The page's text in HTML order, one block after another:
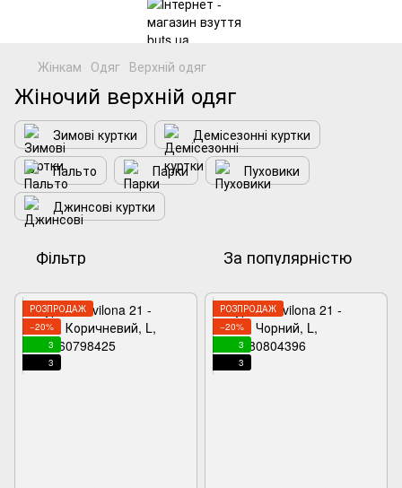
Жінкам Одяг Верхній одяг
Жіночий верхній одяг
Зимові куртки
Демісезонні куртки
Пальто
Парки
Пуховики
Джинсові куртки
Фільтр За популярністю
РОЗПРОДАЖ
−20%
3
3
РОЗПРОДАЖ
−20%
3
3